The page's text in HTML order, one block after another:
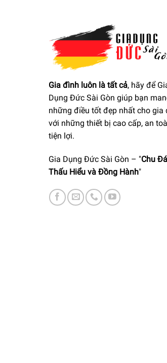
Gia đình luôn là tất cả, hãy để
Dụng Đức Sài Gòn giúp bạn
những điều tốt đẹp nhất cho gia
với những thiết bị cao cấp, an
tiện lợi.
Gia Dụng Đức Sài Gòn – "Chu
Thấu Hiểu và Đồng Hành"